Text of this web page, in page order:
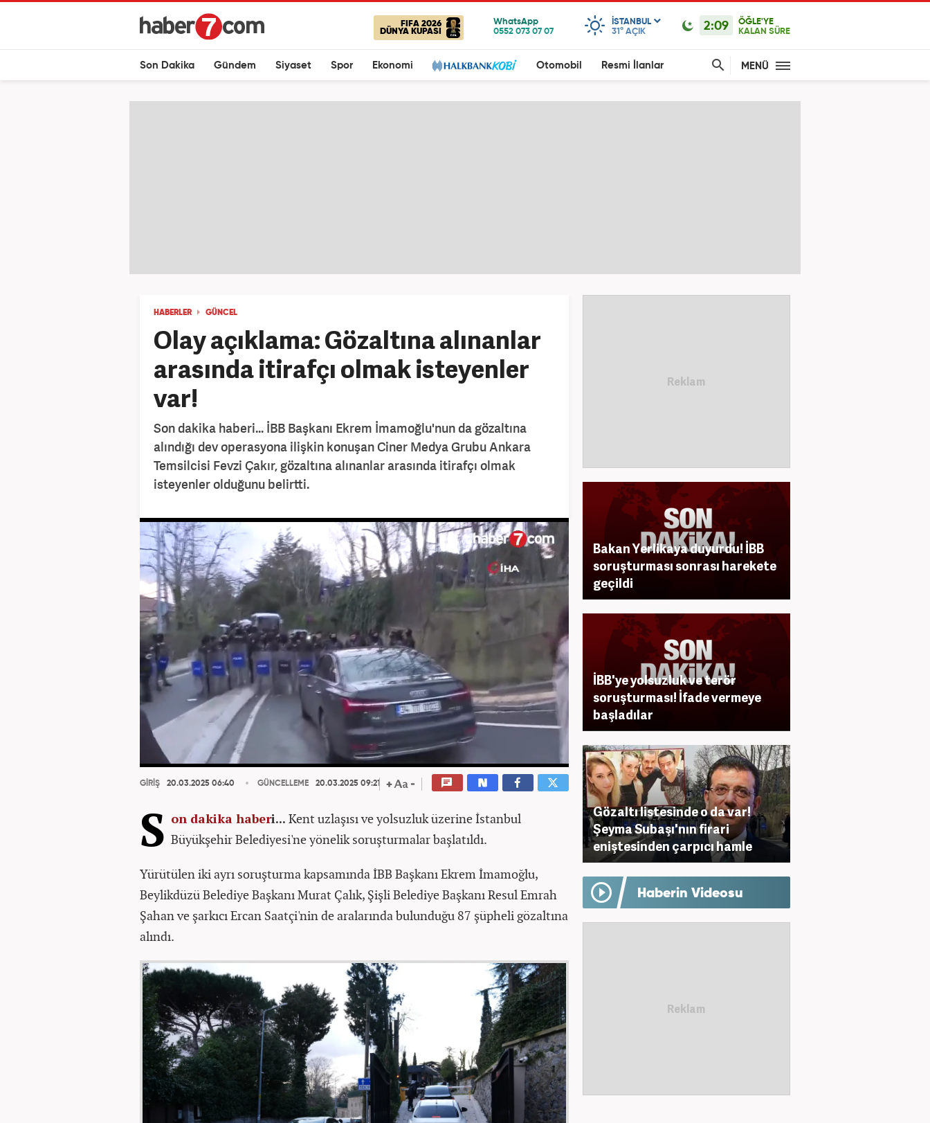
FIFA 2026
DÜNYA KUPASI
ISTANBUL
31° AÇIK 2:09
ÖĞLE'YE
KALAN SÜRE
Son Dakika Gündem Siyaset Spor Ekonomi Otomobil Resmi İlanlar MENÜ
HABERLER GÜNCEL
Olay açıklama: Gözaltına alınanlar
arasında itirafçı olmak isteyenler
var!
Son dakika haberi... İBB Başkanı Ekrem İmamoğlu'nun da gözaltına
alındığı dev operasyona ilişkin konuşan Ciner Medya Grubu Ankara
Temsilcisi Fevzi Çakır, gözaltına alınanlar arasında itirafçı olmak
isteyenler olduğunu belirtti.
GİRİŞ 20.03.2025 06:40 GÜNCELLEME 20.03.2025 09:21
S on dakika haberi... Kent uzlaşısı ve yolsuzluk üzerine İstanbul
Büyükşehir Belediyesi'ne yönelik soruşturmalar başlatıldı.
Yürütülen iki ayrı soruşturma kapsamında İBB Başkanı Ekrem İmamoğlu,
Beylikdüzü Belediye Başkanı Murat Çalık, Şişli Belediye Başkanı Resul Emrah
Şahan ve şarkıcı Ercan Saatçi'nin de aralarında bulunduğu 87 şüpheli gözaltına
alındı.
Bakan Yerlikaya duyurdu! İBB
soruşturması sonrası harekete
geçildi
İBB'ye yolsuzluk ve terör
soruşturması! İfade vermeye
başladılar
Gözaltı listesinde o da var!
Şeyma Subaşı'nın firari
eniştesinden çarpıcı hamle
Haberin Videosu